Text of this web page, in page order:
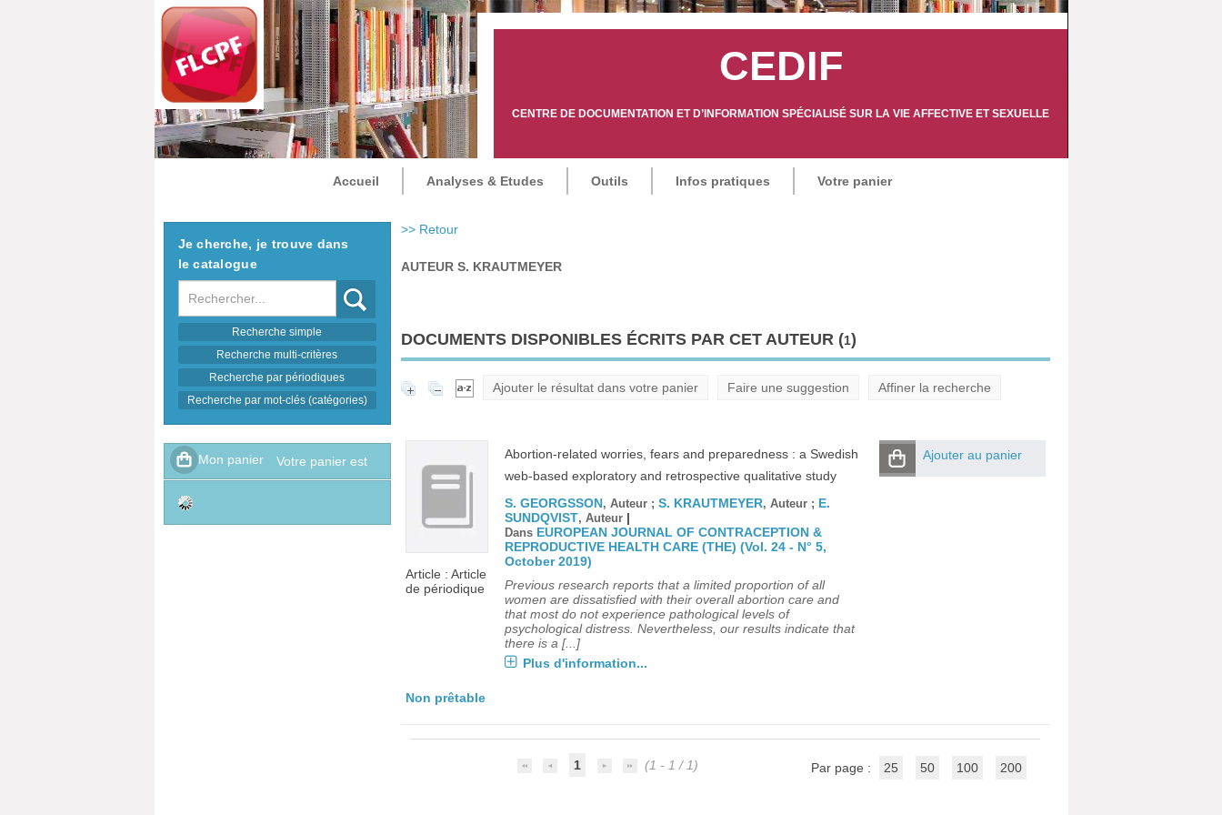
CEDIF
CENTRE DE DOCUMENTATION ET D’INFORMATION SPÉCIALISÉ SUR LA VIE AFFECTIVE ET SEXUELLE
Accueil Analyses & Etudes Outils Infos pratiques Votre panier
>> Retour
AUTEUR S. KRAUTMEYER
DOCUMENTS DISPONIBLES ÉCRITS PAR CET AUTEUR (1)
Ajouter le résultat dans votre panier Faire une suggestion Affiner la recherche
Article : Article
de périodique
Abortion-related worries, fears and preparedness : a Swedish
web-based exploratory and retrospective qualitative study
S. GEORGSSON, Auteur ; S. KRAUTMEYER, Auteur ; E.
SUNDQVIST, Auteur |
Dans EUROPEAN JOURNAL OF CONTRACEPTION &
REPRODUCTIVE HEALTH CARE (THE) (Vol. 24 - N° 5,
October 2019)
Previous research reports that a limited proportion of all
women are dissatisfied with their overall abortion care and
that most do not experience pathological levels of
psychological distress. Nevertheless, our results indicate that
there is a [...]
Plus d'information...
Ajouter au panier
Non prêtable
1 (1 - 1 / 1) Par page : 25 50 100 200
Je cherche, je trouve dans
le catalogue
Recherche
Recherche simple
Recherche multi-critères
Recherche par périodiques
Recherche par mot-clés (catégories)